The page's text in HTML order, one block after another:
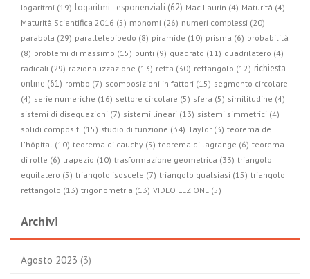
logaritmi (19) logaritmi - esponenziali (62) Mac-Laurin (4) Maturità (4)
Maturità Scientifica 2016 (5) monomi (26) numeri complessi (20)
parabola (29) parallelepipedo (8) piramide (10) prisma (6) probabilità
(8) problemi di massimo (15) punti (9) quadrato (11) quadrilatero (4)
radicali (29) razionalizzazione (13) retta (30) rettangolo (12) richiesta
online (61) rombo (7) scomposizioni in fattori (15) segmento circolare
(4) serie numeriche (16) settore circolare (5) sfera (5) similitudine (4)
sistemi di disequazioni (7) sistemi lineari (13) sistemi simmetrici (4)
solidi compositi (15) studio di funzione (34) Taylor (3) teorema de
l'hôpital (10) teorema di cauchy (5) teorema di lagrange (6) teorema
di rolle (6) trapezio (10) trasformazione geometrica (33) triangolo
equilatero (5) triangolo isoscele (7) triangolo qualsiasi (15) triangolo
rettangolo (13) trigonometria (13) VIDEO LEZIONE (5)
Archivi
Agosto 2023 (3)